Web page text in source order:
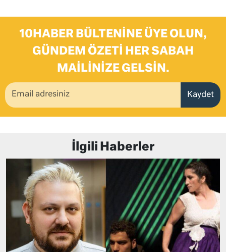
10HABER BÜLTENINE ÜYE OLUN,
GÜNDEM ÖZETI HER SABAH
MAILINIZE GELSIN.
Kaydet
İlgili Haberler